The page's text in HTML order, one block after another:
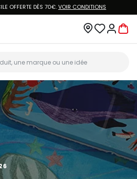
OFFERTE DÈS 70€.VOIR CONDITIONS